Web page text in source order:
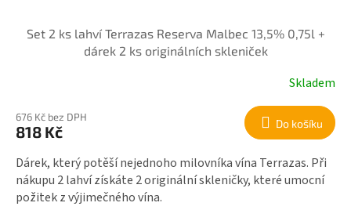
Set 2 ks lahví Terrazas Reserva Malbec 13,5% 0,75l +
dárek 2 ks originálních skleniček
Skladem
676 Kč bez DPH
818 Kč Do košíku
Dárek, který potěší nejednoho milovníka vína Terrazas. Při
nákupu 2 lahví získáte 2 originální skleničky, které umocní
požitek z výjimečného vína.